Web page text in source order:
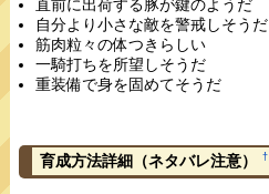
直前に出荷する豚が鍵のようだ
自分より小さな敵を警戒しそうだ
筋肉粒々の体つきらしい
一騎打ちを所望しそうだ
重装備で身を固めてそうだ
育成方法詳細 （ネタバレ注意） †